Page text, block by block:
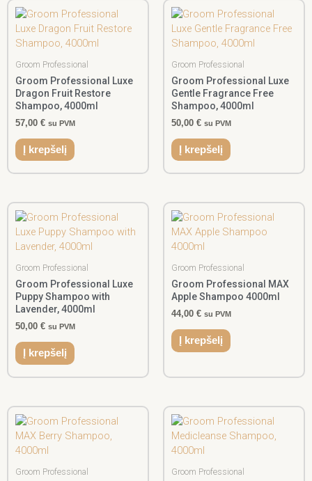
Groom Professional
Groom Professional Luxe
Dragon Fruit Restore
Shampoo, 4000ml
57,00 € su PVM
Į krepšelį
Groom Professional
Groom Professional Luxe
Gentle Fragrance Free
Shampoo, 4000ml
50,00 € su PVM
Į krepšelį
Groom Professional
Groom Professional Luxe
Puppy Shampoo with
Lavender, 4000ml
50,00 € su PVM
Į krepšelį
Groom Professional
Groom Professional MAX
Apple Shampoo 4000ml
44,00 € su PVM
Į krepšelį
Groom Professional Groom Professional